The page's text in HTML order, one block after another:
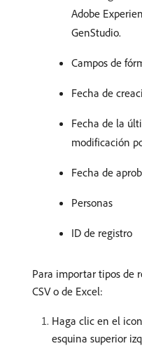
Adobe
GenStudio.
Campos de
Fecha de
Fecha de la
modificación
Fecha de
Personas
ID de registro
Para importar tipos de
CSV o de Excel:
Haga clic en el
esquina superior